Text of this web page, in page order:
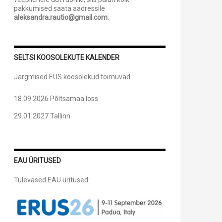
pakkumised saata aadressile
aleksandra.rautio@gmail.com
SELTSI KOOSOLEKUTE KALENDER
Järgmised EUS koosolekud toimuvad:
18.09.2026 Põltsamaa loss
29.01.2027 Tallinn
EAU ÜRITUSED
Tulevased EAU üritused: